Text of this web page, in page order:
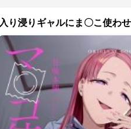
入り浸りギャルにま〇こ使わ